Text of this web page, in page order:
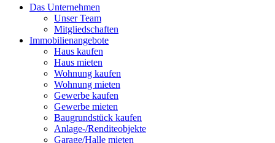
Das Unternehmen
Unser Team
Mitgliedschaften
Immobilienangebote
Haus kaufen
Haus mieten
Wohnung kaufen
Wohnung mieten
Gewerbe kaufen
Gewerbe mieten
Baugrundstück kaufen
Anlage-/Renditeobjekte
Garage/Halle mieten